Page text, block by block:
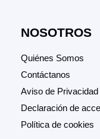
NOSOTROS
Quiénes Somos
Contáctanos
Aviso de Privacidad
Declaración de
Política de cookies